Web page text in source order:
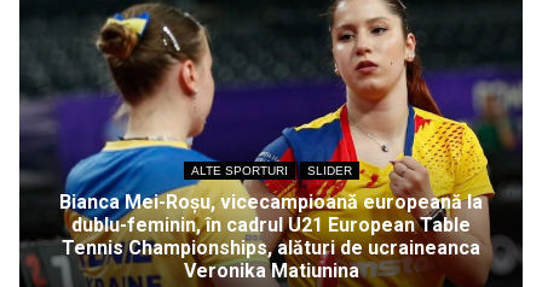
ALTE SPORTURI SLIDER
Bianca Mei-Roșu, vicecampioană europeană la
dublu-feminin, în cadrul U21 European Table
Tennis Championships, alături de ucraineanca
Veronika Matiunina